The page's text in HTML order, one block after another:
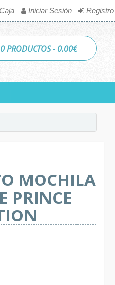
Caja Iniciar Sesión Registro
0 PRODUCTOS - 0.00€
MOCHILA
PRINCE